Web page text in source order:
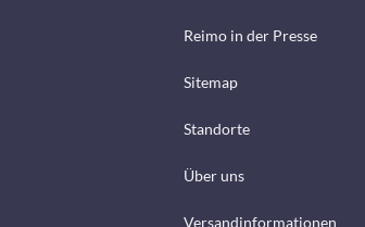
Reimo in der Presse
Sitemap
Standorte
Über uns
Versandinformationen